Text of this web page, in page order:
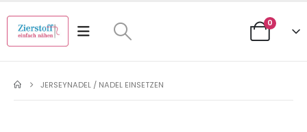
0
JERSEYNADEL / NADEL EINSETZEN